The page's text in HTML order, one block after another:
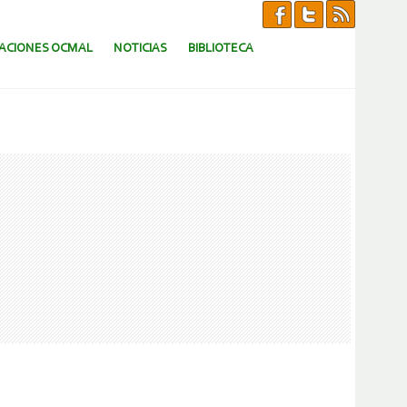
OCMAL NOTICIAS BIBLIOTECA